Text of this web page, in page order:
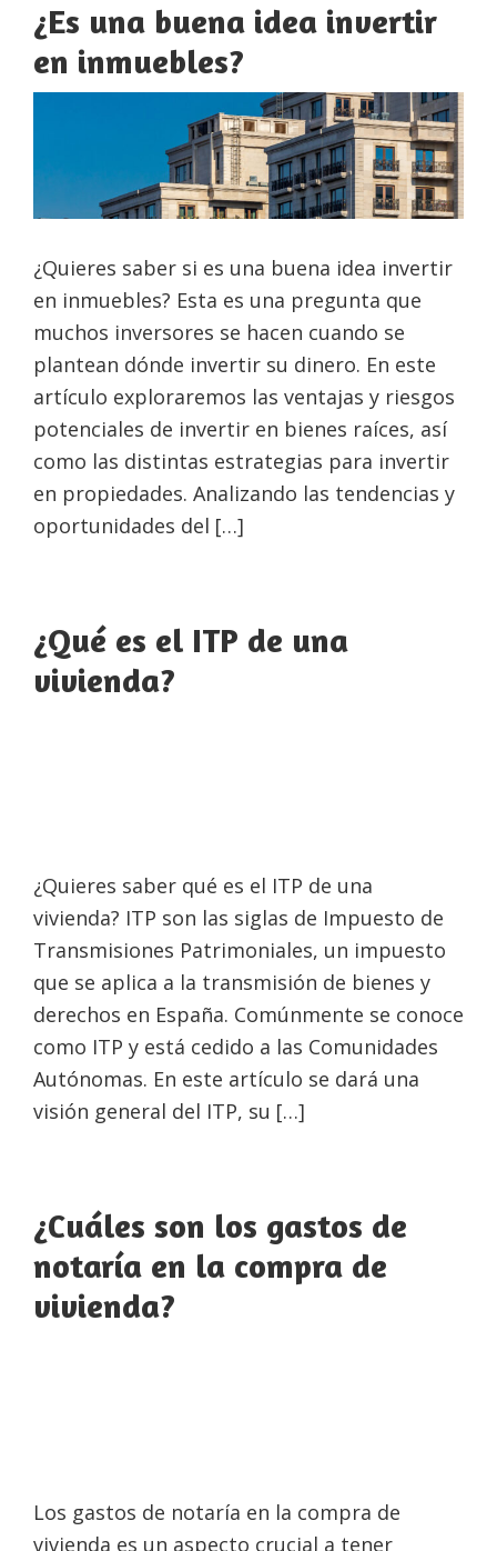
¿Es una buena idea invertir
en inmuebles?
¿Quieres saber si es una buena idea invertir
en inmuebles? Esta es una pregunta que
muchos inversores se hacen cuando se
plantean dónde invertir su dinero. En este
artículo exploraremos las ventajas y riesgos
potenciales de invertir en bienes raíces, así
como las distintas estrategias para invertir
en propiedades. Analizando las tendencias y
oportunidades del […]
¿Qué es el ITP de una
vivienda?
¿Quieres saber qué es el ITP de una
vivienda? ITP son las siglas de Impuesto de
Transmisiones Patrimoniales, un impuesto
que se aplica a la transmisión de bienes y
derechos en España. Comúnmente se conoce
como ITP y está cedido a las Comunidades
Autónomas. En este artículo se dará una
visión general del ITP, su […]
¿Cuáles son los gastos de
notaría en la compra de
vivienda?
Los gastos de notaría en la compra de
vivienda es un aspecto crucial a tener